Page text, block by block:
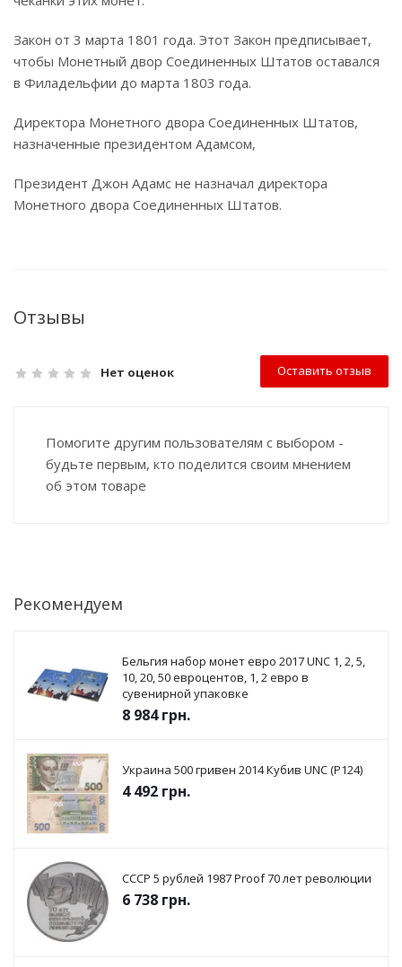
Закон от 3 марта 1801 года. Этот Закон предписывает,
чтобы Монетный двор Соединенных Штатов оставался
в Филадельфии до марта 1803 года.
Директора Монетного двора Соединенных Штатов,
назначенные президентом Адамсом,
Президент Джон Адамс не назначал директора
Монетного двора Соединенных Штатов.
Отзывы
Нет оценок Оставить отзыв
Помогите другим пользователям с выбором -
будьте первым, кто поделится своим мнением
об этом товаре
Рекомендуем
Бельгия набор монет евро 2017 UNC 1, 2, 5,
10, 20, 50 евроцентов, 1, 2 евро в
сувенирной упаковке
8 984грн.
Украина 500 гривен 2014 Кубив UNC (P124)
4 492 грн.
СССР 5 рублей 1987 Proof 70 лет революции
6 738 грн.